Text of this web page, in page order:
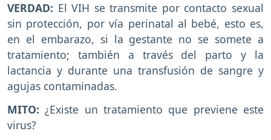
VERDAD: El VIH se transmite por contacto sexual
sin protección, por vía perinatal al bebé, esto es,
en el embarazo, si la gestante no se somete a
tratamiento; también a través del parto y la
lactancia y durante una transfusión de sangre y
agujas contaminadas.
MITO:¿Existe un tratamiento que previene este
virus?